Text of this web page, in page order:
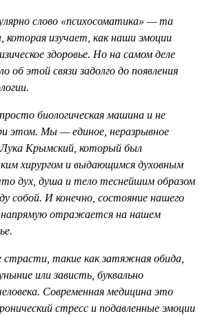
слово «психосоматика» — та
которая изучает, как наши эмоции
здоровье. Но на самом деле
об этой связи задолго до появления
биологическая машина и не
этом. Мы — единое, неразрывное
Крымский, который был
хирургом и выдающимся духовным
дух, душа и тело теснейшим образом
собой. И конечно, состояние нашего
напрямую отражается на нашем
страсти, такие как затяжная обида,
или зависть, буквально
Современная медицина это
стресс и подавленные эмоции